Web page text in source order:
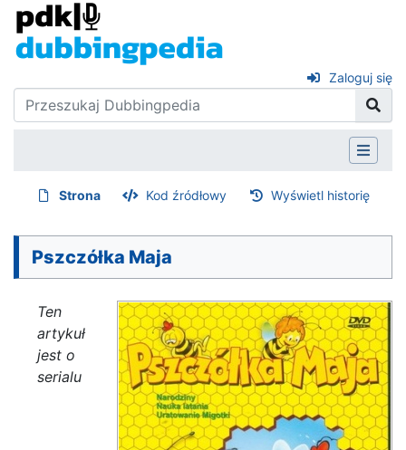
Zaloguj się
Strona Kod źródłowy Wyświetl historię
Pszczółka Maja
Ten
artykuł
jest o
serialu